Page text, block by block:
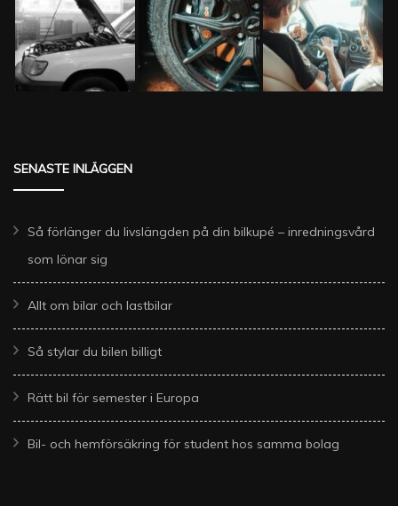
SENASTE INLÄGGEN
Så förlänger du livslängden på din bilkupé – inredningsvård
som lönar sig
Allt om bilar och lastbilar
Så stylar du bilen billigt
Rätt bil för semester i Europa
Bil- och hemförsäkring för student hos samma bolag